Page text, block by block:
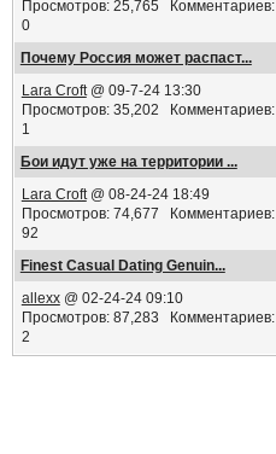
Просмотров: 25,765 Комментариев:
0
Почему Россия может распаст...
Lara Croft@ 09-7-24 13:30
Просмотров: 35,202 Комментариев:
1
Бои идут уже на территории ...
Lara Croft@ 08-24-24 18:49
Просмотров: 74,677 Комментариев:
92
Finest Сasual Dating Genuin...
allexx@ 02-24-24 09:10
Просмотров: 87,283 Комментариев:
2